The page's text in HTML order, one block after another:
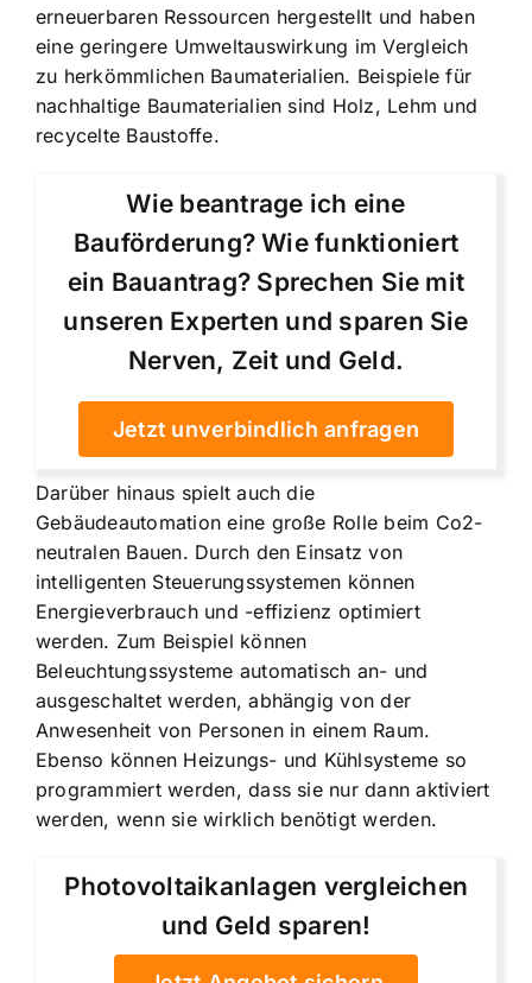
erneuerbaren Ressourcen hergestellt und haben
eine geringere Umweltauswirkung im Vergleich
zu herkömmlichen Baumaterialien. Beispiele für
nachhaltige Baumaterialien sind Holz, Lehm und
recycelte Baustoffe.
Wie beantrage ich eine
Bauförderung? Wie funktioniert
ein Bauantrag? Sprechen Sie mit
unseren Experten und sparen Sie
Nerven, Zeit und Geld.
Jetzt unverbindlich anfragen
Darüber hinaus spielt auch die
Gebäudeautomation eine große Rolle beim Co2-
neutralen Bauen. Durch den Einsatz von
intelligenten Steuerungssystemen können
Energieverbrauch und -effizienz optimiert
werden. Zum Beispiel können
Beleuchtungssysteme automatisch an- und
ausgeschaltet werden, abhängig von der
Anwesenheit von Personen in einem Raum.
Ebenso können Heizungs- und Kühlsysteme so
programmiert werden, dass sie nur dann aktiviert
werden, wenn sie wirklich benötigt werden.
Photovoltaikanlagen vergleichen
und Geld sparen!